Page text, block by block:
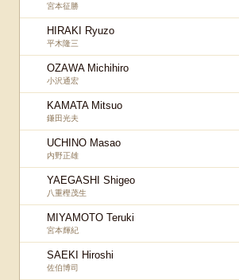
宮本征勝
HIRAKI Ryuzo
平木隆三
OZAWA Michihiro
小沢通宏
KAMATA Mitsuo
鎌田光夫
UCHINO Masao
内野正雄
YAEGASHI Shigeo
八重樫茂生
MIYAMOTO Teruki
宮本輝紀
SAEKI Hiroshi
佐伯博司